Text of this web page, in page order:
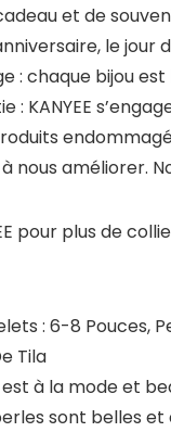
et de
le jour
: chaque bijou est
: KANYEE
nous améliorer.
pour plus de
: 6-8 Pouces,
Tila
à la mode et
sont belles